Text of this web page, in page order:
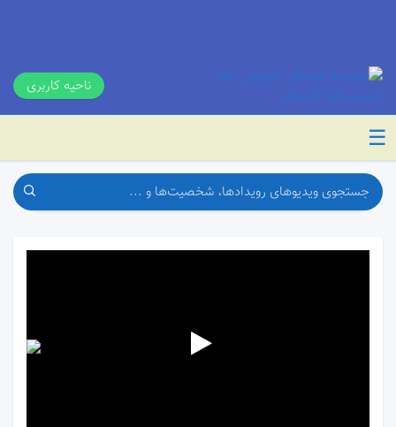
ناحیه کاربری
☰